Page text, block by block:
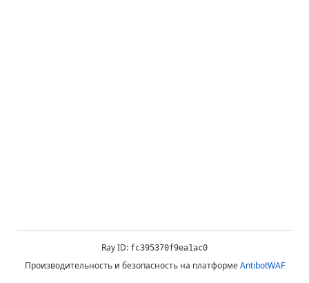
Ray ID: fc395370f9ea1ac0
Производительность и безопасность на платформеAntibotWAF